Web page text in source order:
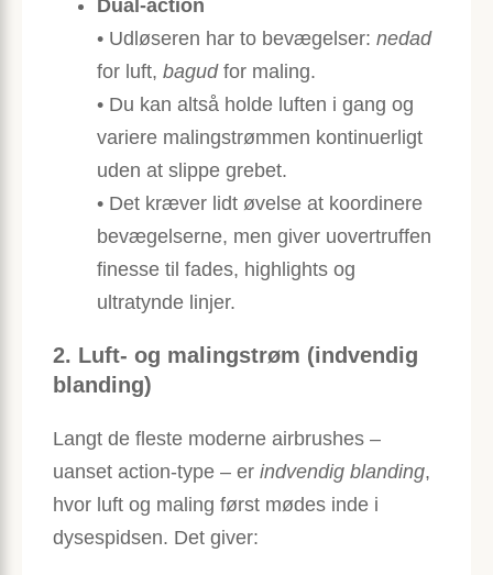
Dual-action
• Udløseren har to bevægelser: nedad
for luft, bagudfor maling.
• Du kan altså holde luften i gang og
variere malingstrømmen kontinuerligt
uden at slippe grebet.
• Det kræver lidt øvelse at koordinere
bevægelserne, men giver uovertruffen
finesse til fades, highlights og
ultratynde linjer.
2. Luft- og malingstrøm (indvendig
blanding)
Langt de fleste moderne airbrushes –
uanset action-type – er indvendig blanding,
hvor luft og maling først mødes inde i
dysespidsen. Det giver: